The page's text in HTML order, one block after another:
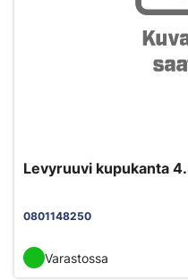
Levyruuvi kupukanta
0801148250
Varastossa